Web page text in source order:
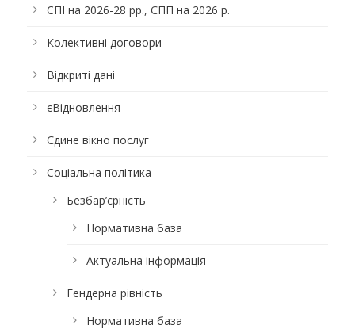
СПІ на 2026-28 рр., ЄПП на 2026 р.
Колективні договори
Відкриті дані
єВідновлення
Єдине вікно послуг
Соціальна політика
Безбар’єрність
Нормативна база
Актуальна інформація
Гендерна рівність
Нормативна база